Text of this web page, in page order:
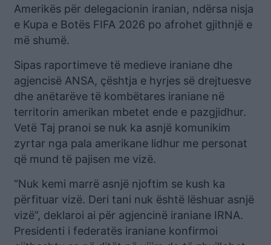
Amerikës për delegacionin iranian, ndërsa nisja
e Kupa e Botës FIFA 2026 po afrohet gjithnjë e
më shumë.
Sipas raportimeve të medieve iraniane dhe
agjencisë ANSA, çështja e hyrjes së drejtuesve
dhe anëtarëve të kombëtares iraniane në
territorin amerikan mbetet ende e pazgjidhur.
Vetë Taj pranoi se nuk ka asnjë komunikim
zyrtar nga pala amerikane lidhur me personat
që mund të pajisen me vizë.
“Nuk kemi marrë asnjë njoftim se kush ka
përfituar vizë. Deri tani nuk është lëshuar asnjë
vizë”, deklaroi ai për agjencinë iraniane IRNA.
Presidenti i federatës iraniane konfirmoi